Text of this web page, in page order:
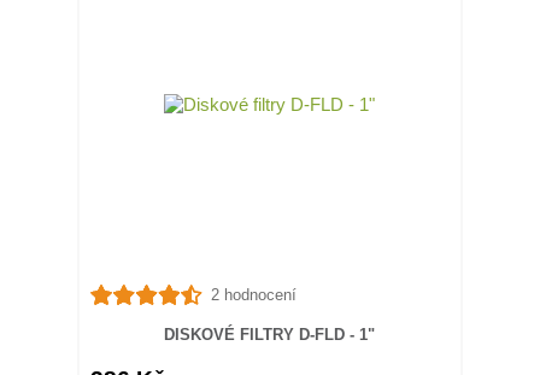
2 hodnocení
DISKOVÉ FILTRY D-FLD - 1"